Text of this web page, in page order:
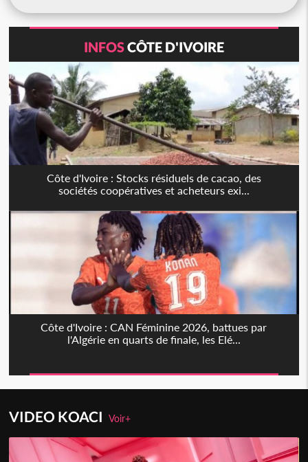
INFOSCÔTE D'IVOIRE
Côte d'Ivoire : Stocks résiduels de cacao, des
sociétés coopératives et acheteurs exi...
Côte d'Ivoire : CAN Féminine 2026, battues par
l'Algérie en quarts de finale, les Elé...
VIDEO KOACIVoir+